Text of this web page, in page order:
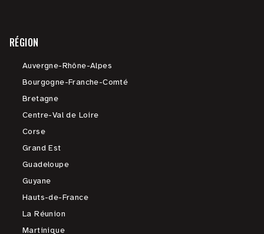
RÉGION
Auvergne-Rhône-Alpes
Bourgogne-Franche-Comté
Bretagne
Centre-Val de Loire
Corse
Grand Est
Guadeloupe
Guyane
Hauts-de-France
La Réunion
Martinique